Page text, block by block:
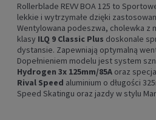
Rollerblade REVV BOA 125 to
lekkie i wytrzymałe dzięki
Wentylowana podeszwa, cholewka z
klasy ILQ 9 Classic Plus doskonale
dystansie. Zapewniają optymalną
Dopełnieniem modelu jest system
Hydrogen 3x 125mm/85A oraz
Rival Speed aluminium o długości
Speed Skatingu oraz jazdy w stylu